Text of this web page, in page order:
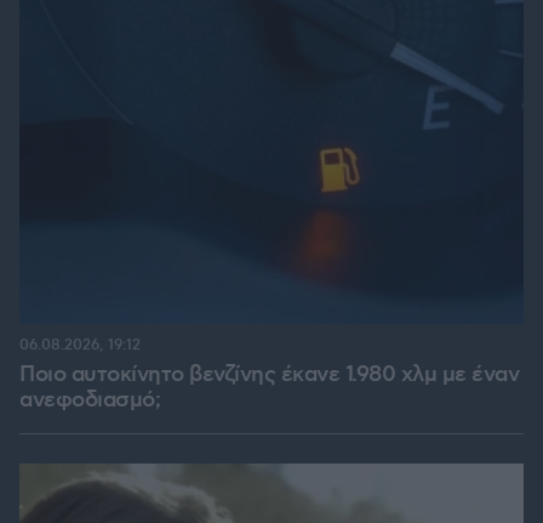
Ποιο αυτοκίνητο βενζίνης έκανε 1.980 χλμ με έναν
ανεφοδιασμό;
06.08.2026, 19:12